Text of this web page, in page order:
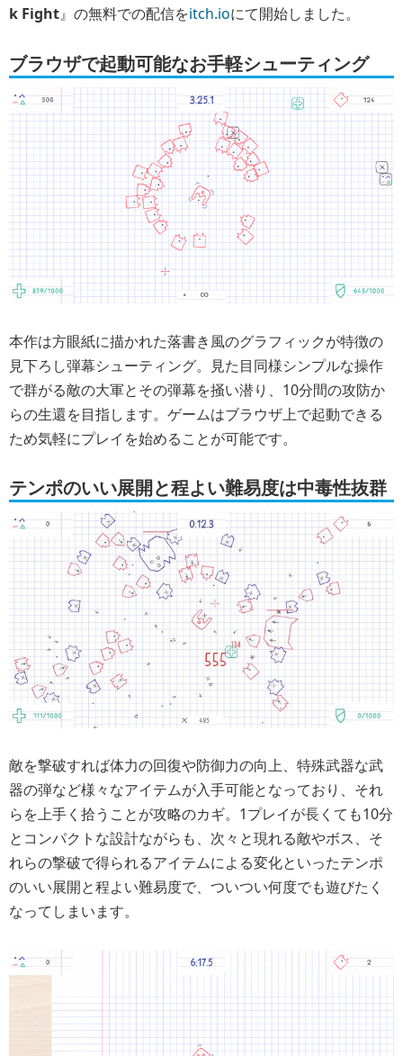
k Fight』の無料での配信をitch.ioにて開始しました。
ブラウザで起動可能なお手軽シューティング
本作は方眼紙に描かれた落書き風のグラフィックが特徴の
見下ろし弾幕シューティング。見た目同様シンプルな操作
で群がる敵の大軍とその弾幕を掻い潜り、10分間の攻防か
らの生還を目指します。ゲームはブラウザ上で起動できる
ため気軽にプレイを始めることが可能です。
テンポのいい展開と程よい難易度は中毒性抜群
敵を撃破すれば体力の回復や防御力の向上、特殊武器な武
器の弾など様々なアイテムが入手可能となっており、それ
らを上手く拾うことが攻略のカギ。1プレイが長くても10分
とコンパクトな設計ながらも、次々と現れる敵やボス、そ
れらの撃破で得られるアイテムによる変化といったテンポ
のいい展開と程よい難易度で、ついつい何度でも遊びたく
なってしまいます。